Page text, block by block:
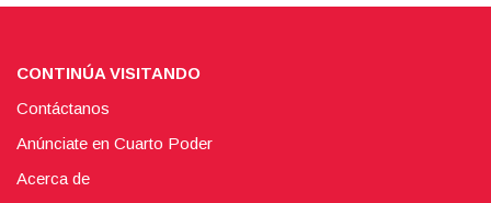
CONTINÚA VISITANDO
Contáctanos
Anúnciate en Cuarto Poder
Acerca de